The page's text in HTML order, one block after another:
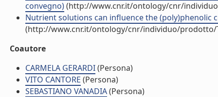
convegno)(http://www.cnr.it/ontology/cnr/
Nutrient solutions can influence the
(http://www.cnr.it/ontology/cnr/individuo/prodotto/
Coautore
CARMELA GERARDI(Persona)
VITO CANTORE (Persona)
SEBASTIANO VANADIA(Persona)